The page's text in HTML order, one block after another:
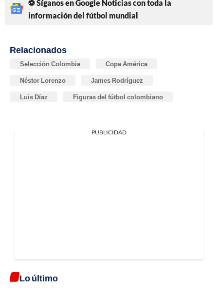
⚽ Síganos en Google Noticias con toda la
información del fútbol mundial
Relacionados
Selección Colombia Copa América
Néstor Lorenzo James Rodríguez
Luis Díaz Figuras del fútbol colombiano
PUBLICIDAD
Lo último